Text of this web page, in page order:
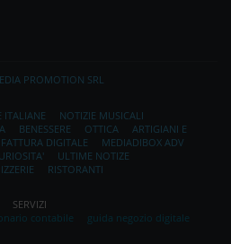
PROMOTION SRL
ITALIANE
NOTIZIE MUSICALI
BENESSERE OTTICA
ARTIGIANI E
FATTURA DIGITALE
MEDIADIBOX ADV
ULTIME NOTIZE
RISTORANTI
SERVIZI
contabile guida negozio digitale